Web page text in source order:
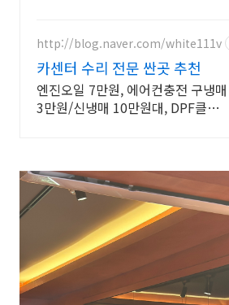
http://blog.naver.com/white111v
카센터 수리 전문 싼곳 추천
엔진오일 7만원, 에어컨충전 구냉매
3만원/신냉매 10만원대, DPF클리